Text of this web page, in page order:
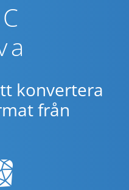
konvertera
från